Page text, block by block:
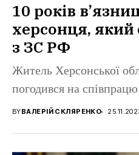
10 років
херсонця,
з ЗС РФ
Житель Херсонської
погодився на
BYВАЛЕРІЙ СКЛЯРЕНКО